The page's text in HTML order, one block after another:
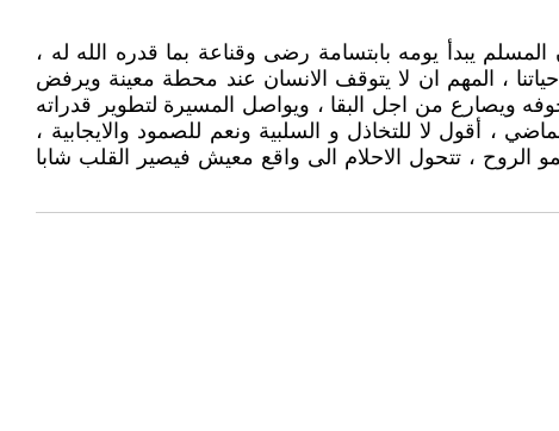
يبدأ يومه بابتسامة رضى وقناعة بما قدره الله له ،
، المهم ان لا يتوقف الانسان عند محطة معينة ويرفض
ويصارع من اجل البقا ، ويواصل المسيرة لتطوير قدراته
، أقول لا للتخاذل و السلبية ونعم للصمود والايجابية ،
، تتحول الاحلام الى واقع معيش فيصير القلب شابا